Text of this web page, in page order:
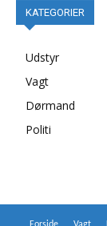
KATEGORIER
Udstyr
Vagt
Dørmand
Politi